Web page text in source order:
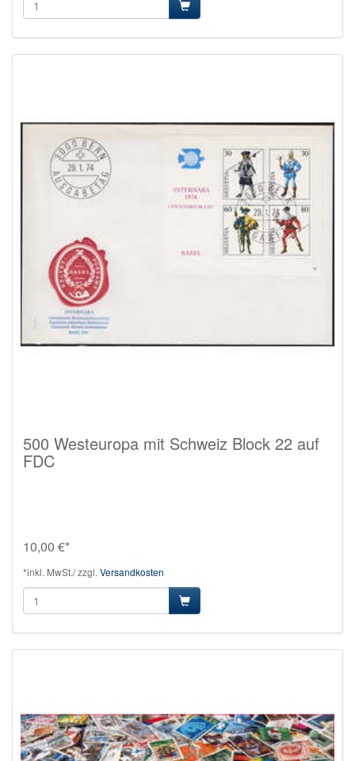
500 Westeuropa mit Schweiz Block 22 auf
FDC
10,00 €*
*inkl. MwSt./ zzgl. Versandkosten